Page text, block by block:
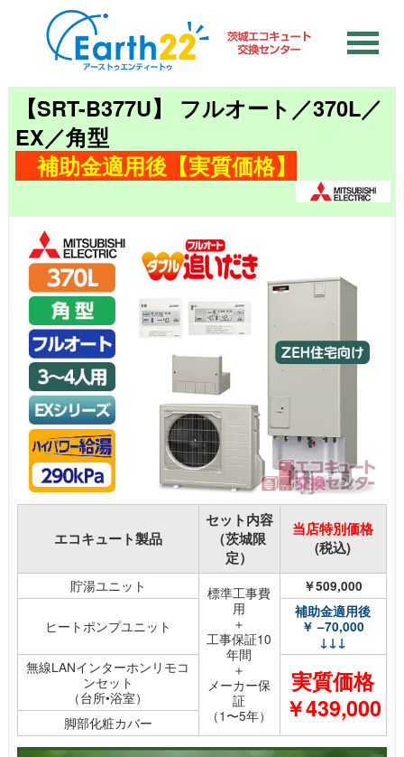
【SRT-B377U】 フルオート／370L／
EX／角型
補助金適用後【実質価格】
エコキュート製品
セット内容
（茨城限
定）
当店特別価格
(税込)
貯湯ユニット
標準工事費
用
＋
工事保証10
年間
＋
メーカー保
証
（1〜5年）
￥509,000
ヒートポンプユニット
補助金適用後
￥ –70,000
↓↓↓
無線LANインターホンリモコ
ンセット
（台所•浴室）
実質価格
￥439,000
脚部化粧カバー